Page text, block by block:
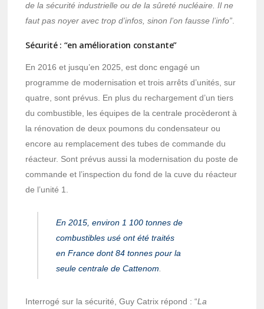
de la sécurité industrielle ou de la sûreté nucléaire. Il ne
faut pas noyer avec trop d’infos, sinon l’on fausse l’info”
Sécurité : “en amélioration constante”
En 2016 et jusqu’en 2025, est donc engagé un
programme de modernisation et trois arrêts d’unités, sur
quatre, sont prévus. En plus du rechargement d’un tiers
du combustible, les équipes de la centrale procèderont à
la rénovation de deux poumons du condensateur ou
encore au remplacement des tubes de commande du
réacteur. Sont prévus aussi la modernisation du poste de
commande et l’inspection du fond de la cuve du réacteur
de l’unité 1.
En 2015, environ 1 100 tonnes de
combustibles usé ont été traités
en France dont 84 tonnes pour la
seule centrale de Cattenom
Interrogé sur la sécurité, Guy Catrix répond : “La